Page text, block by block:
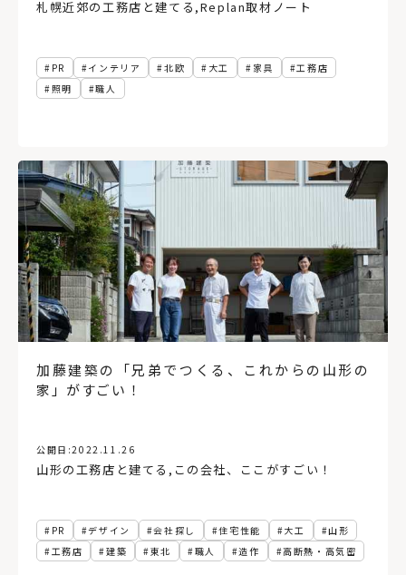
札幌近郊の工務店と建てる ,Replan取材ノート
PR インテリア 北欧 大工 家具
工務店
照明
職人
加藤建築の「兄弟でつくる、これからの山形の
家」がすごい！
公開日:2022.11.26
山形の工務店と建てる , この会社、ここがすごい！
PR デザイン 会社探し 住宅性能 大工
山形
工務店
建築 東北 職人 造作 高断熱・高気密